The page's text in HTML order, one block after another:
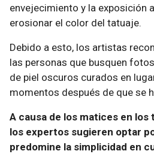
envejecimiento y la exposición
erosionar el color del tatuaje.
Debido a esto, los artistas
las personas que busquen
de piel oscuros curados en
momentos después de que se
A causa de los matices en
los expertos sugieren optar
predomine la simplicidad en